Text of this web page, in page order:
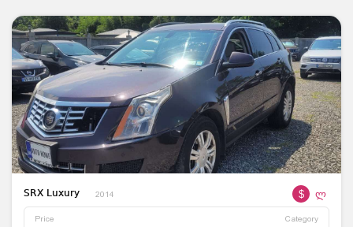
SRX Luxury 2014 $ ლ
Price Category